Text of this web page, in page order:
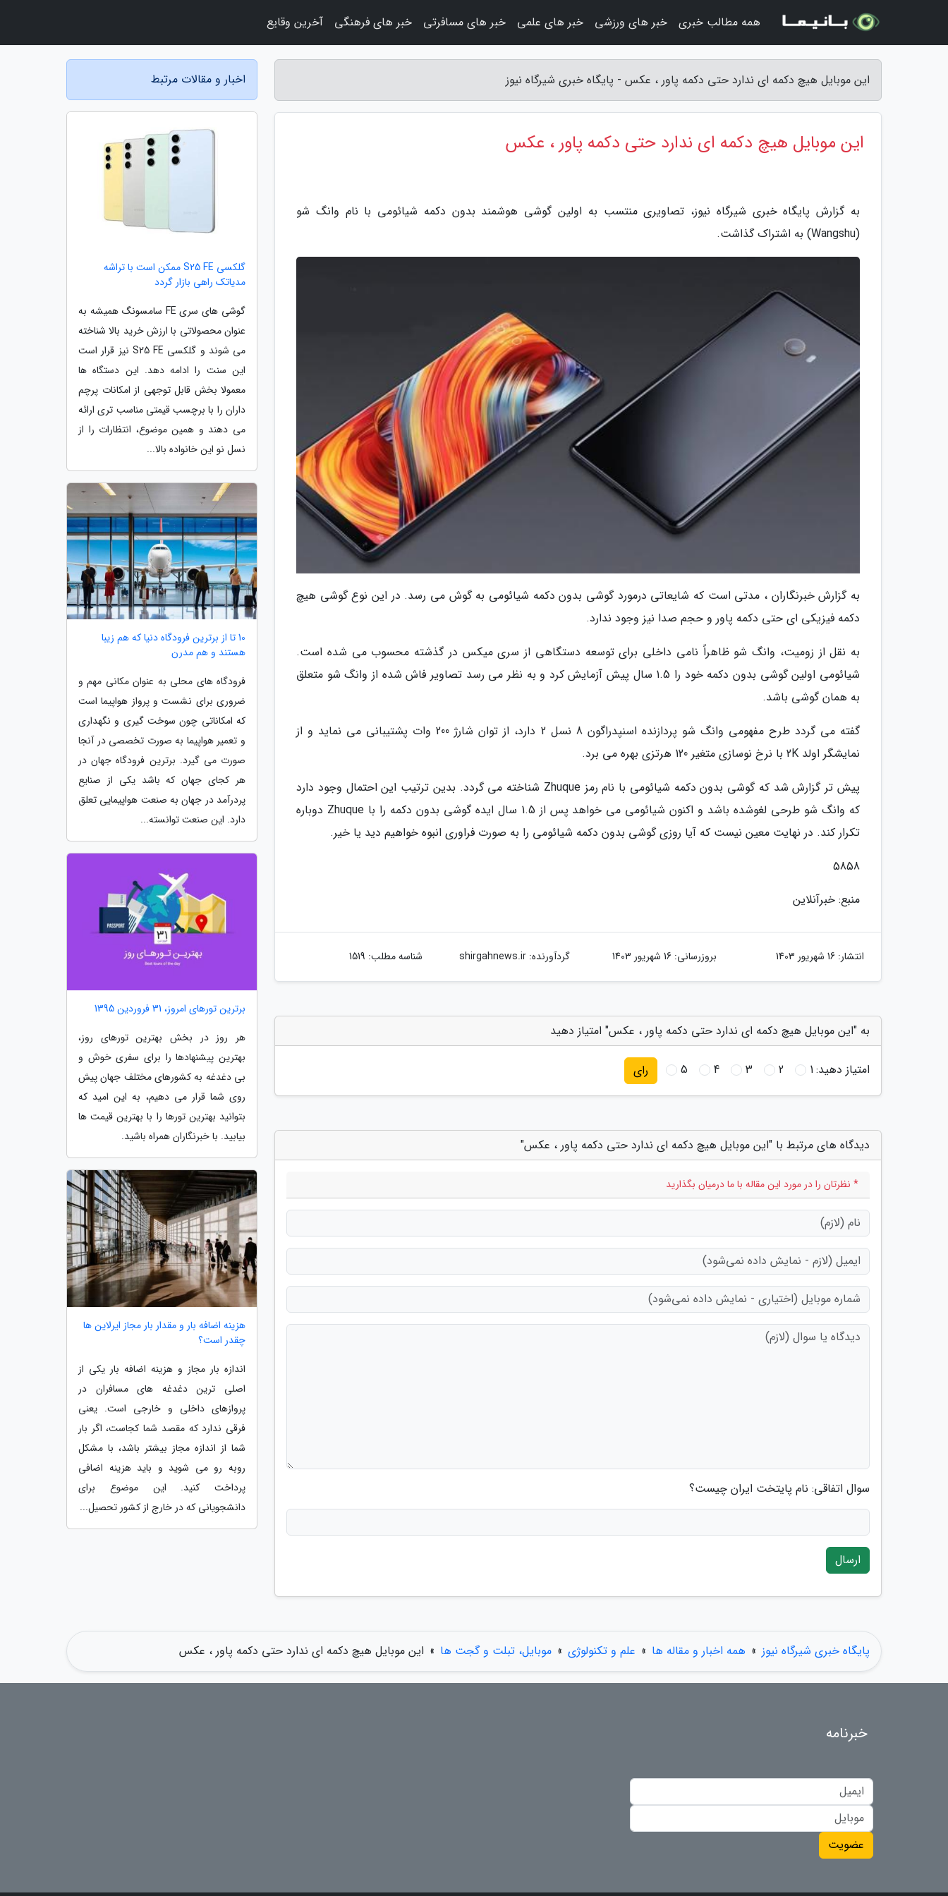
این موبایل هیچ دکمه ای ندارد حتی دکمه پاور ، عکس - پایگاه خبری شیرگاه نیوز
این موبایل هیچ دکمه ای ندارد حتی دکمه پاور ، عکس
به گزارش پایگاه خبری شیرگاه نیوز، تصاویری منتسب به اولین گوشی هوشمند بدون دکمه شیائومی با نام وانگ شو
(Wangshu) به اشتراک گذاشت.
به گزارش خبرنگاران ، مدتی است که شایعاتی درمورد گوشی بدون دکمه شیائومی به گوش می رسد. در این نوع گوشی هیچ
دکمه فیزیکی ای حتی دکمه پاور و حجم صدا نیز وجود ندارد.
به نقل از زومیت، وانگ شو ظاهراً نامی داخلی برای توسعه دستگاهی از سری میکس در گذشته محسوب می شده است.
شیائومی اولین گوشی بدون دکمه خود را 1.5 سال پیش آزمایش کرد و به نظر می رسد تصاویر فاش شده از وانگ شو متعلق
به همان گوشی باشد.
گفته می گردد طرح مفهومی وانگ شو پردازنده اسنپدراگون 8 نسل 2 دارد، از توان شارژ 200 وات پشتیبانی می نماید و از
نمایشگر اولد 2K با نرخ نوسازی متغیر 120 هرتزی بهره می برد.
پیش تر گزارش شد که گوشی بدون دکمه شیائومی با نام رمز Zhuque شناخته می گردد. بدین ترتیب این احتمال وجود دارد
که وانگ شو طرحی لغوشده باشد و اکنون شیائومی می خواهد پس از 1.5 سال ایده گوشی بدون دکمه را با Zhuque دوباره
تکرار کند. در نهایت معین نیست که آیا روزی گوشی بدون دکمه شیائومی را به صورت فراوری انبوه خواهیم دید یا خیر.
5858
منبع: خبرآنلاین
انتشار: 16 شهریور 1403 بروزرسانی: 16 شهریور 1403 گردآورنده:shirgahnews.ir شناسه مطلب: 1519
به "این موبایل هیچ دکمه ای ندارد حتی دکمه پاور ، عکس" امتیاز دهید
امتیاز دهید:1
2
3
4
5 رای
دیدگاه های مرتبط با "این موبایل هیچ دکمه ای ندارد حتی دکمه پاور ، عکس"
* نظرتان را در مورد این مقاله با ما درمیان بگذارید
سوال اتفاقی: نام پایتخت ایران چیست؟
ارسال
اخبار و مقالات مرتبط
گلکسی S25 FE ممکن است با تراشه
مدیاتک راهی بازار گردد
گوشی های سری FE سامسونگ همیشه به
عنوان محصولاتی با ارزش خرید بالا شناخته
می شوند و گلکسی S25 FE نیز قرار است
این سنت را ادامه دهد. این دستگاه ها
معمولا بخش قابل توجهی از امکانات پرچم
داران را با برچسب قیمتی مناسب تری ارائه
می دهند و همین موضوع، انتظارات را از
نسل نو این خانواده بالا...
10 تا از برترین فرودگاه دنیا که هم زیبا
هستند و هم مدرن
فرودگاه های محلی به عنوان مکانی مهم و
ضروری برای نشست و پرواز هواپیما است
که امکاناتی چون سوخت گیری و نگهداری
و تعمیر هواپیما به صورت تخصصی در آنجا
صورت می گیرد. برترین فرودگاه جهان در
هر کجای جهان که باشد یکی از صنایع
پردرآمد در جهان به صنعت هواپیمایی تعلق
دارد. این صنعت توانسته...
برترین تورهای امروز، 31 فروردین 1395
هر روز در بخش بهترین تورهای روز،
بهترین پیشنهادها را برای سفری خوش و
بی دغدغه به کشورهای مختلف جهان پیش
روی شما قرار می دهیم، به این امید که
بتوانید بهترین تورها را با بهترین قیمت ها
بیابید. با خبرنگاران همراه باشید.
هزینه اضافه بار و مقدار بار مجاز ایرلاین ها
چقدر است؟
اندازه بار مجاز و هزینه اضافه بار یکی از
اصلی ترین دغدغه های مسافران در
پروازهای داخلی و خارجی است. یعنی
فرقی ندارد که مقصد شما کجاست، اگر بار
شما از اندازه مجاز بیشتر باشد، با مشکل
روبه رو می شوید و باید هزینه اضافی
پرداخت کنید. این موضوع برای
دانشجویانی که در خارج از کشور تحصیل...
پایگاه خبری شیرگاه نیوز » همه اخبار و مقاله ها » علم و تکنولوژی » موبایل، تبلت و گجت ها » این موبایل هیچ دکمه ای ندارد حتی دکمه پاور ، عکس
همه مطالب خبری خبر های ورزشی خبر های علمی خبر های مسافرتی خبر های فرهنگی آخرین وقایع
خبرنامه
عضویت